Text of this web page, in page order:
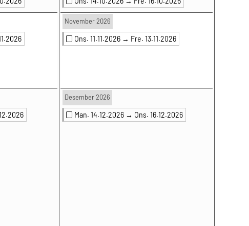
November 2026
Ons. 11.11.2026 → Fre. 13.11.2026
Desember 2026
Man. 14.12.2026 → Ons. 16.12.2026